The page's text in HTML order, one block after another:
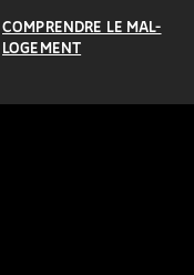
COMPRENDRE LE MAL-
LOGEMENT